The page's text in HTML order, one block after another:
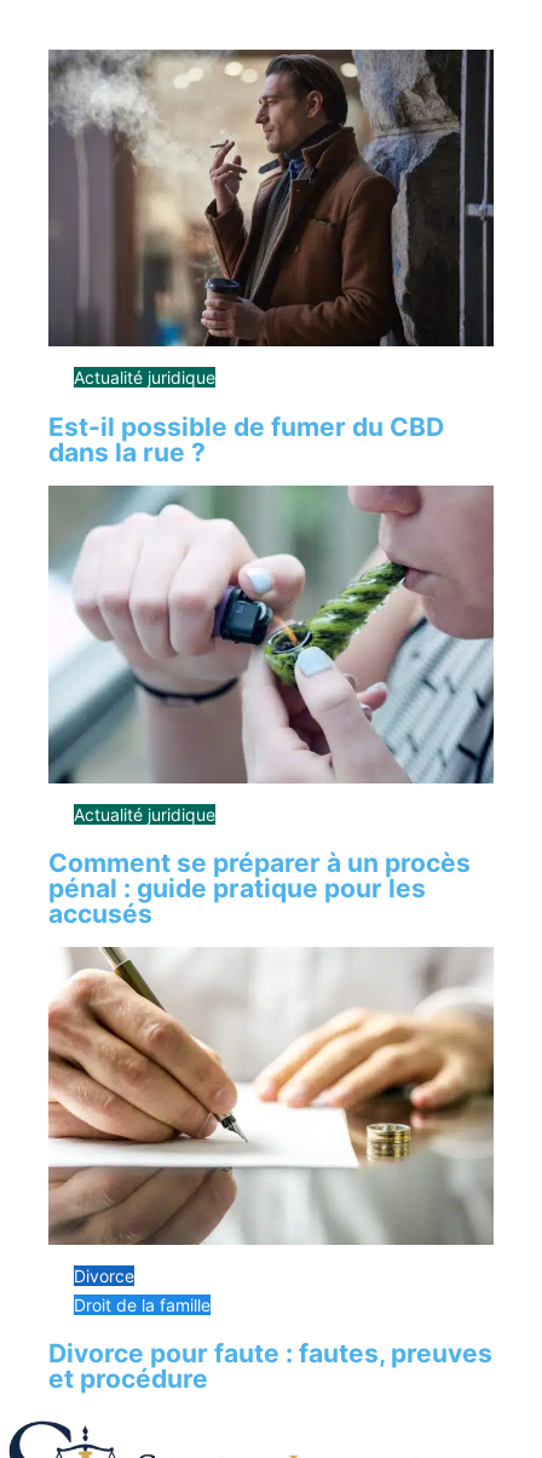
Actualité juridique
Est-il possible de fumer du CBD
dans la rue ?
Actualité juridique
Comment se préparer à un procès
pénal : guide pratique pour les
accusés
Divorce
Droit de la famille
Divorce pour faute : fautes, preuves
et procédure